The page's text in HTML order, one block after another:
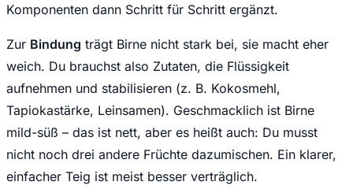
Komponenten dann Schritt für Schritt ergänzt.
Zur Bindung trägt Birne nicht stark bei, sie macht eher
weich. Du brauchst also Zutaten, die Flüssigkeit
aufnehmen und stabilisieren (z. B. Kokosmehl,
Tapiokastärke, Leinsamen). Geschmacklich ist Birne
mild-süß – das ist nett, aber es heißt auch: Du musst
nicht noch drei andere Früchte dazumischen. Ein klarer,
einfacher Teig ist meist besser verträglich.